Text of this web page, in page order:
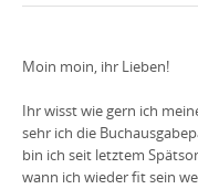
Moin moin, ihr Lieben!
Ihr wisst wie gern ich
sehr ich die
bin ich seit letztem
wann ich wieder fit sein